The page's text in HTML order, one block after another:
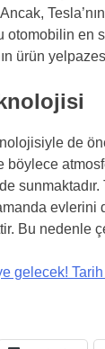
en
ürün
de
Bu nedenle
gelecek!